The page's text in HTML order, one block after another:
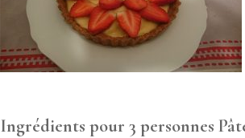
Ingrédients pour 3 personnes